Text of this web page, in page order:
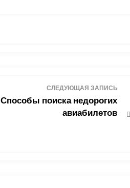
СЛЕДУЮЩАЯ ЗАПИСЬ
Способы поиска недорогих
авиабилетов